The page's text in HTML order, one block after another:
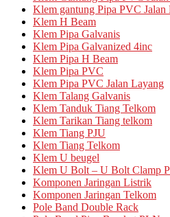
Klem gantung Pipa PVC Jalan
Klem H Beam
Klem Pipa Galvanis
Klem Pipa Galvanized 4inc
Klem Pipa H Beam
Klem Pipa PVC
Klem Pipa PVC Jalan Layang
Klem Talang Galvanis
Klem Tanduk Tiang Telkom
Klem Tarikan Tiang telkom
Klem Tiang PJU
Klem Tiang Telkom
Klem U beugel
Klem U Bolt – U Bolt Clamp
Komponen Jaringan Listrik
Komponen Jaringan Telkom
Pole Band Double Rack